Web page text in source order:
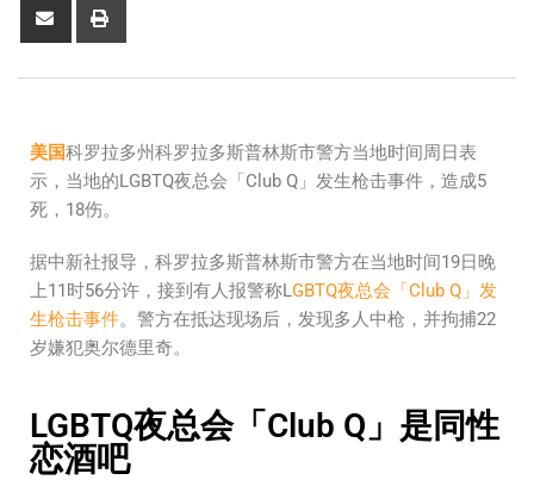
美国科罗拉多州科罗拉多斯普林斯市警方当地时间周日表
示，当地的LGBTQ夜总会「Club Q」发生枪击事件，造成5
死，18伤。
据中新社报导，科罗拉多斯普林斯市警方在当地时间19日晚
上11时56分许，接到有人报警称LGBTQ夜总会「Club Q」发
生枪击事件。警方在抵达现场后，发现多人中枪，并拘捕22
岁嫌犯奥尔德里奇。
LGBTQ夜总会「Club Q」是同性
恋酒吧